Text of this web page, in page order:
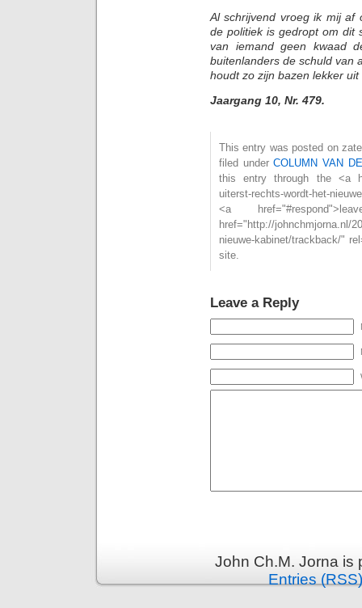
Al schrijvend vroeg ik mij af
de politiek is gedropt om dit
van iemand geen kwaad
buitenlanders de schuld van
houdt zo zijn bazen lekker
Jaargang 10, Nr. 479.
This entry was posted on
filed underCOLUMN VAN
this entry through the <a
uiterst-rechts-wordt-het-
<a
href="http://johnchmjorna.nl/
nieuwe-kabinet/trackback/"
site.
Leave a Reply
John Ch.M. Jorna
Entries (RSS)